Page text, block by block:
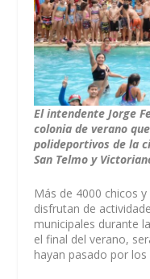
El intendente Jorge
colonia de verano
polideportivos de la
San Telmo y
Más de 4000 chicos
disfrutan de
municipales durante
el final del verano,
hayan pasado por